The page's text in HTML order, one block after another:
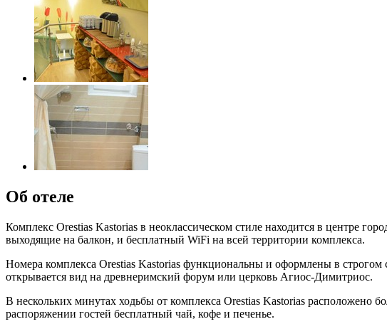
Об отеле
Комплекс Orestias Kastorias в неоклассическом стиле находится в центре
выходящие на балкон, и бесплатный WiFi на всей территории комплекса.
Номера комплекса Orestias Kastorias функциональны и оформлены в
открывается вид на древнеримский форум или церковь Агиос-Димитриос.
В нескольких минутах ходьбы от комплекса Orestias Kastorias расположено
распоряжении гостей бесплатный чай, кофе и печенье.